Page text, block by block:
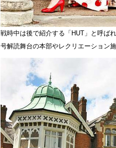
戦時中は後で紹介する「HUT」と呼ば
号解読舞台の本部やレクリエーション